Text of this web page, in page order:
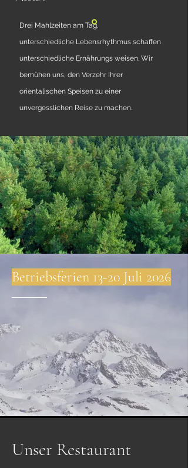
Drei Mahlzeiten am Tag,
unterschiedliche Lebensrhythmus schaffen
unterschiedliche Ernährungs weisen. Wir
bemühen uns, den Verzehr Ihrer
orientalischen Speisen zu einer
unvergesslichen Reise zu machen.
Betriebsferien 13-20 Juli 2026
Unser Restaurant